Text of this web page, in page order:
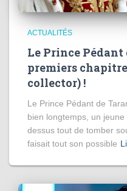
ACTUALITÉS
Le Prince Pédant
premiers
collector) !
Le Prince Pédant de
bien longtemps, un
dessus tout de tomber
faisait tout son possible